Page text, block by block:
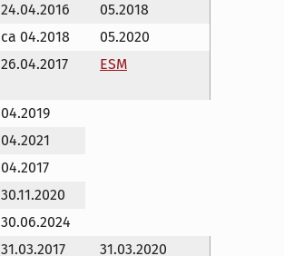
24.04.2016
05.2018
ca 04.2018
05.2020
26.04.2017 ESM
04.2019
04.2021
04.2017
30.11.2020
30.06.2024
31.03.2017 31.03.2020